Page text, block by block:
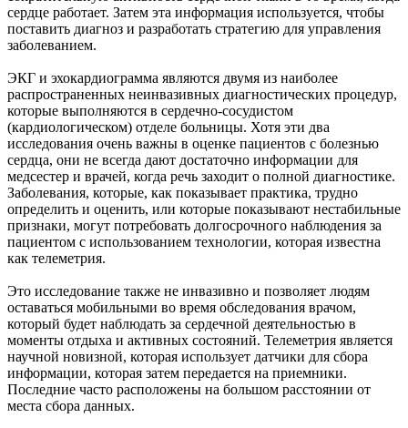
сердце работает. Затем эта информация используется, чтобы
поставить диагноз и разработать стратегию для управления
заболеванием.
ЭКГ и эхокардиограмма являются двумя из наиболее
распространенных неинвазивных диагностических процедур,
которые выполняются в сердечно-сосудистом
(кардиологическом) отделе больницы. Хотя эти два
исследования очень важны в оценке пациентов с болезнью
сердца, они не всегда дают достаточно информации для
медсестер и врачей, когда речь заходит о полной диагностике.
Заболевания, которые, как показывает практика, трудно
определить и оценить, или которые показывают нестабильные
признаки, могут потребовать долгосрочного наблюдения за
пациентом с использованием технологии, которая известна
как телеметрия.
Это исследование также не инвазивно и позволяет людям
оставаться мобильными во время обследования врачом,
который будет наблюдать за сердечной деятельностью в
моменты отдыха и активных состояний. Телеметрия является
научной новизной, которая использует датчики для сбора
информации, которая затем передается на приемники.
Последние часто расположены на большом расстоянии от
места сбора данных.